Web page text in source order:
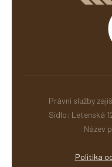
Právní služby
Sídlo: Letenská
Název
Politika